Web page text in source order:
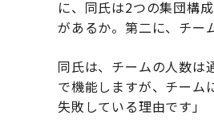
に、同氏は2つの集団構
があるか。第二に、チー
同氏は、チームの人数は
で機能しますが、チーム
失敗している理由です」